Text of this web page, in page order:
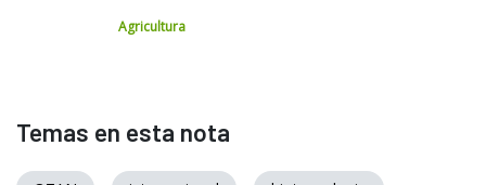
Agricultura
Temas en esta nota